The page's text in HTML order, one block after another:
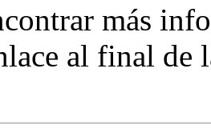
más
al final de